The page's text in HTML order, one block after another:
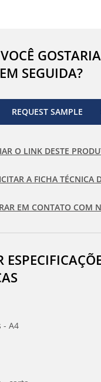
SEGUIDA?
REQUEST SAMPLE
O LINK DESTE
A FICHA TÉCNICA
EM CONTATO COM
- A4